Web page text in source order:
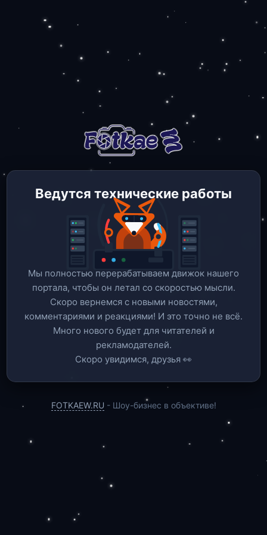
Ведутся технические работы
Мы полностью перерабатываем движок нашего
портала, чтобы он летал со скоростью мысли.
Скоро вернемся c новыми новостями,
комментариями и реакциями! И это точно не всё.
Много нового будет для читателей и
рекламодателей.
Скоро увидимся, друзья 👀
FOTKAEW.RU - Шоу-бизнес в объективе!